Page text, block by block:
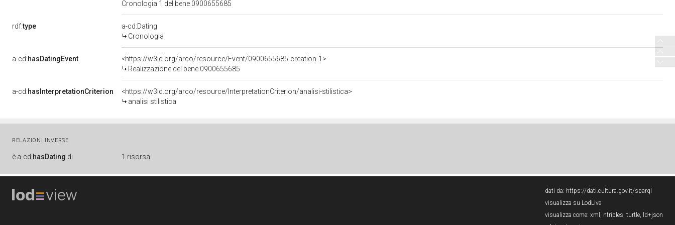
Cronologia 1 del bene 0900655685
rdf:type
a-cd:Dating
Cronologia
a-cd:hasDatingEvent
<https://w3id.org/arco/resource/Event/0900655685-creation-1>
Realizzazione del bene 0900655685
a-cd:hasInterpretationCriterion
<https://w3id.org/arco/resource/InterpretationCriterion/analisi-stilistica>
analisi stilistica
RELAZIONI INVERSE
è a-cd:hasDating di 1 risorsa
dati da: https://dati.cultura.gov.it/sparql
visualizza su LodLive
visualizza come: xml , ntriples, turtle, ld+json